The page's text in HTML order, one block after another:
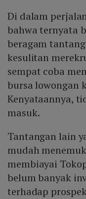
Di dalam
bahwa ternyata
beragam
kesulitan
sempat coba
bursa lowongan
Kenyataannya,
masuk.
Tantangan lain
mudah
membiayai
belum banyak
terhadap